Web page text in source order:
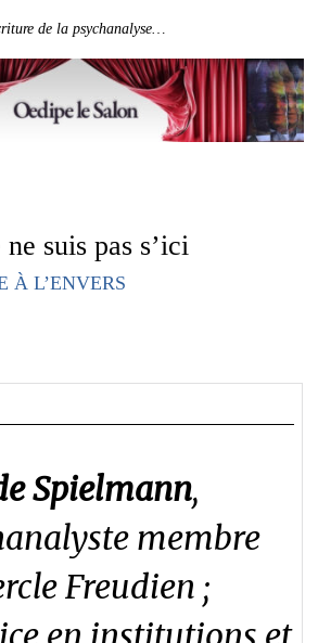
de la psychanalyse…
suis pas s’ici
À L’ENVERS
Spielmann,
membre
Freudien ;